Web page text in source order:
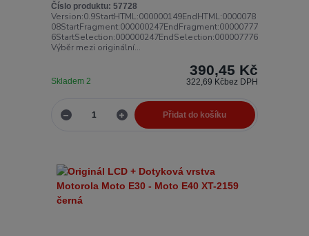
Číslo produktu: 57728
Version:0.9StartHTML:000000149EndHTML:0000078
08StartFragment:000000247EndFragment:00000777
6StartSelection:000000247EndSelection:000007776
Výběr mezi originální...
390,45 Kč
322,69 Kčbez DPH
Skladem 2
Přidat do košíku